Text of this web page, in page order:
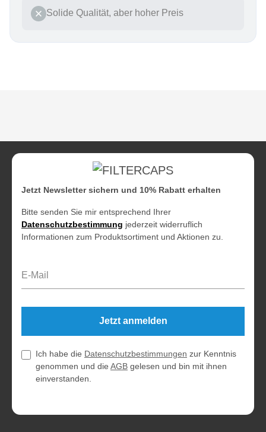
Solide Qualität, aber hoher Preis
Jetzt Newsletter sichern und 10% Rabatt erhalten
Bitte senden Sie mir entsprechend Ihrer
Datenschutzbestimmung jederzeit widerruflich
Informationen zum Produktsortiment und Aktionen zu.
Jetzt anmelden
Ich habe die Datenschutzbestimmungen zur Kenntnis
genommen und die AGB gelesen und bin mit ihnen
einverstanden.